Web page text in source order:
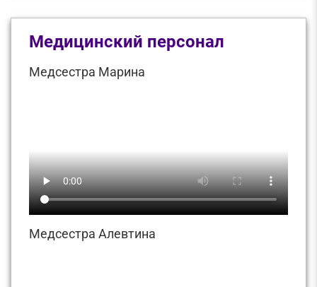
Медицинский персонал
Медсестра Марина
Медсестра Алевтина